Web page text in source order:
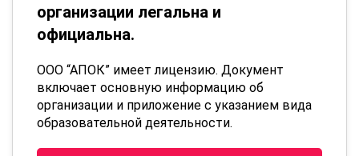
организации легальна и
официальна.
ООО “АПОК” имеет лицензию. Документ
включает основную информацию об
организации и приложение с указанием вида
образовательной деятельности.